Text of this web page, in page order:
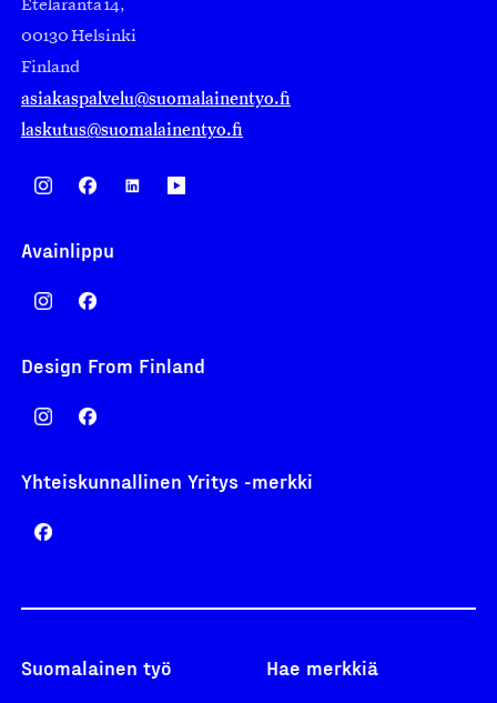
Eteläranta 14,
00130 Helsinki
Finland
asiakaspalvelu@suomalainentyo.fi
laskutus@suomalainentyo.fi
Avainlippu
Design From Finland
Yhteiskunnallinen Yritys -merkki
Suomalainen työ Hae merkkiä